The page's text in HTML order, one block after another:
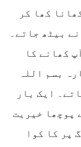
کھا کر
بیٹھ جاتے۔
کھانے کا
بسم اللہ
ایک بار
پوچھا خیریت
پر کا کوا